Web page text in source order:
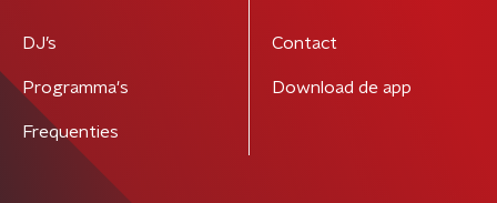
DJ’s
Programma's
Frequenties
Contact
Download de app